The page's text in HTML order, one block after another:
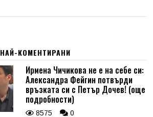
НАЙ-КОМЕНТИРАНИ
Ирмена Чичикова не е на себе си:
Александра Фейгин потвърди
връзката си с Петър Дочев! (още
подробности)
8575 0